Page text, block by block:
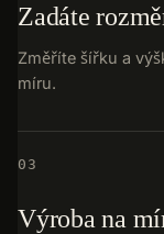
Zadáte
Změříte šířku a
míru.
03
Výroba na